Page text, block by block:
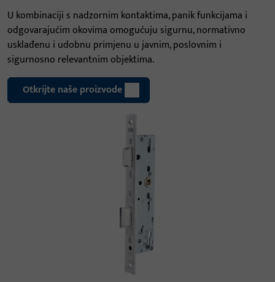
U kombinaciji s nadzornim kontaktima, panik funkcijama i
odgovarajućim okovima omogućuju sigurnu, normativno
usklađenu i udobnu primjenu u javnim, poslovnim i
sigurnosno relevantnim objektima.
Otkrijte naše proizvode